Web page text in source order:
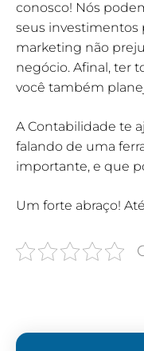
conosco! Nós
seus investimentos
marketing não
negócio. Afinal, ter
você também
A Contabilidade te
falando de uma
importante, e que
Um forte abraço!